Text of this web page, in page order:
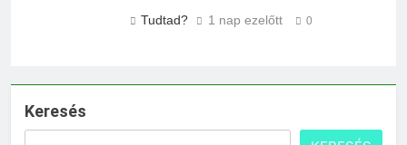
Tudtad? 1 nap ezelőtt 0
Keresés